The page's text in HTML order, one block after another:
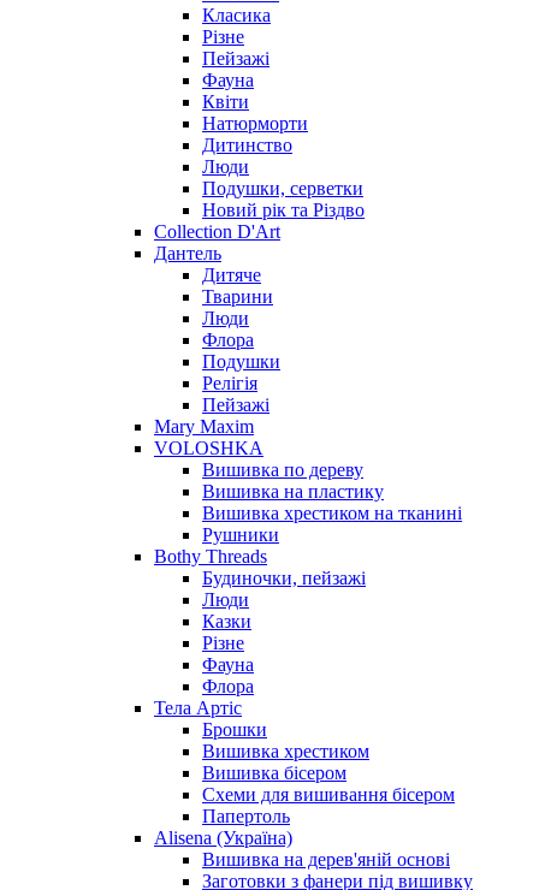
Класика
Різне
Пейзажі
Фауна
Квіти
Натюрморти
Дитинство
Люди
Подушки, серветки
Новий рік та Різдво
Collection D'Art
Дантель
Дитяче
Тварини
Люди
Флора
Подушки
Релігія
Пейзажі
Mary Maxim
VOLOSHKA
Вишивка по дереву
Вишивка на пластику
Вишивка хрестиком на тканині
Рушники
Bothy Threads
Будиночки, пейзажі
Люди
Казки
Різне
Фауна
Флора
Тела Артіс
Брошки
Вишивка хрестиком
Вишивка бісером
Схеми для вишивання бісером
Папертоль
Alisena (Україна)
Вишивка на дерев'яній основі
Заготовки з фанери під вишивку